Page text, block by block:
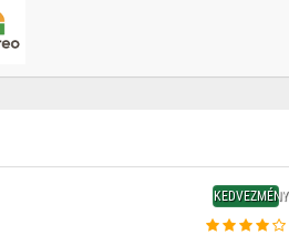
KEDVEZMÉNY